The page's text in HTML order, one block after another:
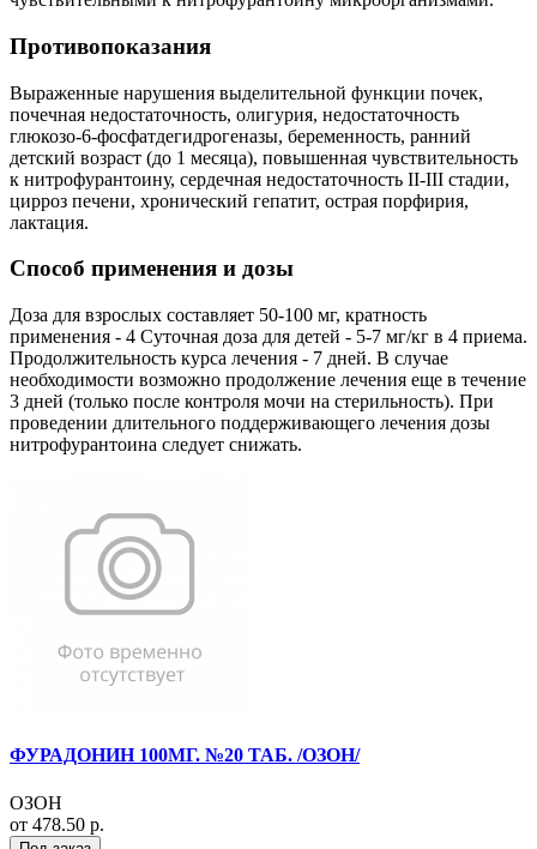
Противопоказания
Выраженные нарушения выделительной функции почек,
почечная недостаточность, олигурия, недостаточность
глюкозо-6-фосфатдегидрогеназы, беременность, ранний
детский возраст (до 1 месяца), повышенная чувствительность
к нитрофурантоину, сердечная недостаточность II-III стадии,
цирроз печени, хронический гепатит, острая порфирия,
лактация.
Способ применения и дозы
Доза для взрослых составляет 50-100 мг, кратность
применения - 4 Суточная доза для детей - 5-7 мг/кг в 4 приема.
Продолжительность курса лечения - 7 дней. В случае
необходимости возможно продолжение лечения еще в течение
3 дней (только после контроля мочи на стерильность). При
проведении длительного поддерживающего лечения дозы
нитрофурантоина следует снижать.
ФУРАДОНИН 100МГ. №20 ТАБ. /ОЗОН/
ОЗОН
от 478.50 р.